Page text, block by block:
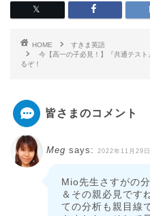
HOME
すきま英語
今【高一の子必見！】『共通テス
るぞ！
皆さまのコメント
Meg says: 2022年11月29
Mio先生さすがの
＆その親必見です
ての分析も親目線